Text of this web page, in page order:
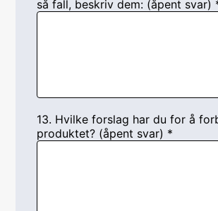
så fall, beskriv dem: (åpent svar)
13. Hvilke forslag har du for å
produktet? (åpent svar) *